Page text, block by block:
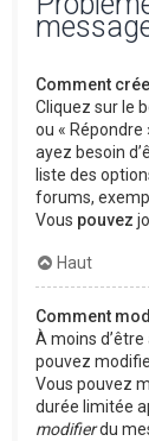
Comment
Cliquez sur le
ou « Répondre
ayez besoin
liste des
forums,
Vous pouvez
Haut
Comment
À moins
pouvez
Vous pouvez
durée limitée
modifierdu